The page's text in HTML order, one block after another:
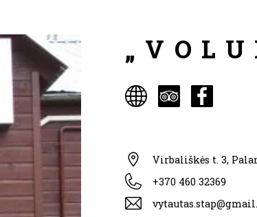
Virbališkės t. 3,
+370 460 32369